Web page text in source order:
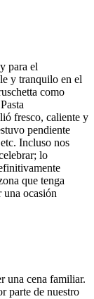
para el
y tranquilo en el
como
fresco, caliente y
pendiente
Incluso nos
lo
que tenga
una ocasión
una cena familiar.
parte de nuestro